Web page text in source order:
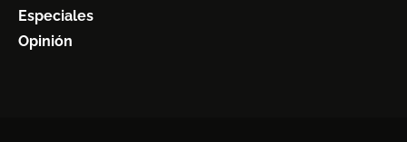
Especiales
Opinión